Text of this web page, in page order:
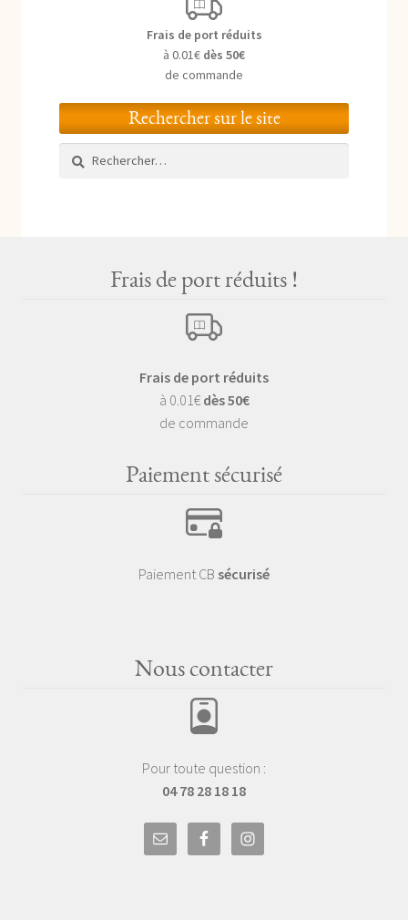
Frais de port réduits
à 0.01€ dès 50€
de commande
Rechercher sur le site
Frais de port réduits !
Frais de port réduits
à 0.01€ dès 50€
de commande
Paiement sécurisé
Paiement CB sécurisé
Nous contacter
Pour toute question :
04 78 28 18 18